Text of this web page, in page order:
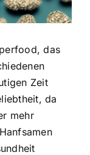
das
Zeit
da
mehr